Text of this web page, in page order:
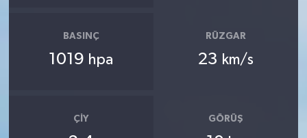
BASINÇ
1019 hpa
RÜZGAR
23 km/s
ÇIY GÖRÜŞ